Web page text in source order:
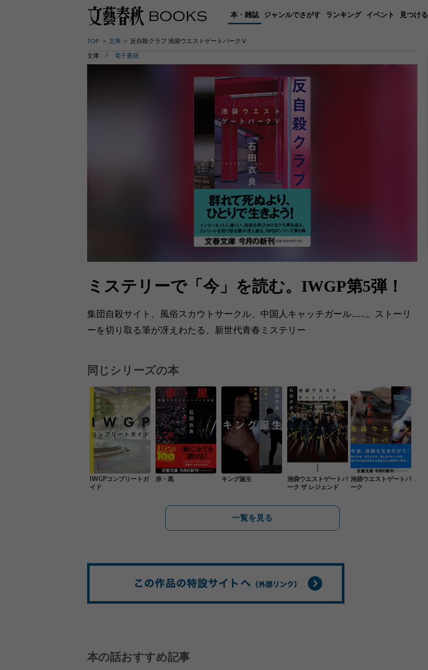
本・雑誌 ジャンルでさがす ランキング イベント 見つける
TOP 文庫 反自殺クラブ 池袋ウエストゲートパークⅤ
文庫 電子書籍
ミステリーで「今」を読む。IWGP第5弾！
集団自殺サイト、風俗スカウトサークル、中国人キャッチガール……。ストーリ
ーを切り取る筆が冴えわたる、新世代青春ミステリー
同じシリーズの本
IWGPコンプリートガ
イド
赤・黒 キング誕生
池袋ウエストゲートパ
ーク ザ レジェンド
池袋ウエストゲートパ
ーク
一覧を見る
本の話おすすめ記事